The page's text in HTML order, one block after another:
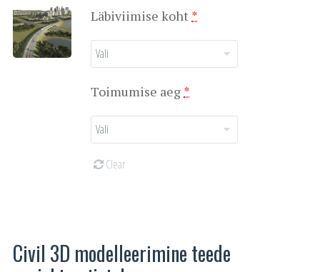
Läbiviimise koht (for
baaskursus)
*
Toimumise aeg (for
baaskursus)
*
Clear
Civil 3D modelleerimine teede